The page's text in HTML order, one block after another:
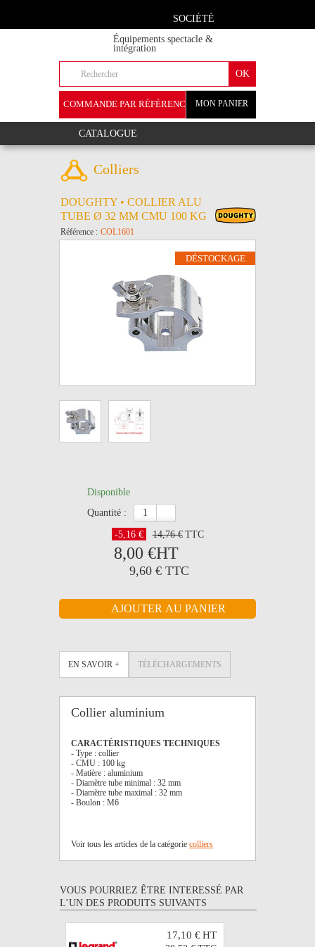
SOCIÉTÉ
Équipements spectacle &
intégration
MON PANIER
COMMANDE PAR RÉFÉRENCE
CATALOGUE
Colliers
DOUGHTY • COLLIER ALU
TUBE Ø 32 MM CMU 100 KG
Référence : COL1601
DÉSTOCKAGE
Disponible
quantité :
-5,16 € 14,76 € TTC
8,00 €HT
9,60 € TTC
EN SAVOIR + TÉLÉCHARGEMENTS
Collier aluminium
CARACTÉRISTIQUES TECHNIQUES
- Type : collier
- CMU : 100 kg
- Matière : aluminium
- Diamètre tube minimal : 32 mm
- Diamètre tube maximal : 32 mm
- Boulon : M6
Voir tous les articles de la catégorie colliers
VOUS POURRIEZ ÊTRE INTERESSÉ PAR
L’UN DES PRODUITS SUIVANTS
17,10 €HT